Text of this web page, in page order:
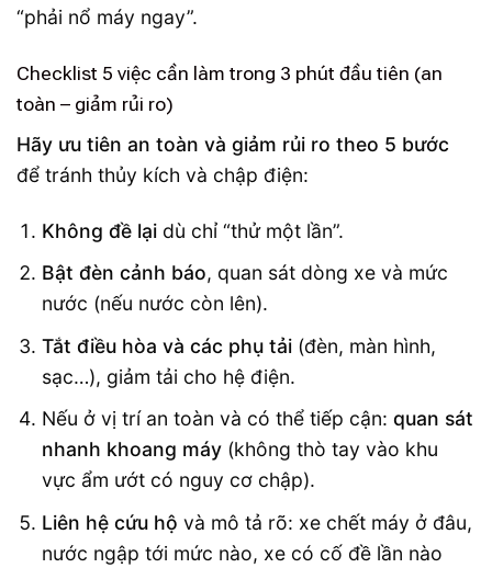
“phải nổ máy ngay”.
Checklist 5 việc cần làm trong 3 phút đầu tiên (an
toàn – giảm rủi ro)
Hãy ưu tiên an toàn và giảm rủi ro theo 5 bước
để tránh thủy kích và chập điện:
Không đề lạidù chỉ “thử một lần”.
Bật đèn cảnh báo, quan sát dòng xe và mức
nước (nếu nước còn lên).
Tắt điều hòa và các phụ tải(đèn, màn hình,
sạc…), giảm tải cho hệ điện.
Nếu ở vị trí an toàn và có thể tiếp cận: quan sát
nhanh khoang máy(không thò tay vào khu
vực ẩm ướt có nguy cơ chập).
Liên hệ cứu hộ và mô tả rõ: xe chết máy ở đâu,
nước ngập tới mức nào, xe có cố đề lần nào